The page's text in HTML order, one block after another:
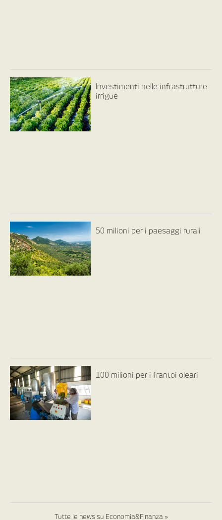
Investimenti nelle infrastrutture
irrigue
50 milioni per i paesaggi rurali
100 milioni per i frantoi oleari
Tutte le news su Economia&Finanza »